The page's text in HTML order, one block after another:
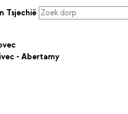
Tsjechië
- Abertamy